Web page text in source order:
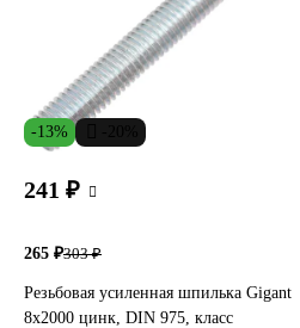
-13%
241 ₽
265 ₽303 ₽
Резьбовая усиленная шпилька Gigant
8x2000 цинк, DIN 975, класс